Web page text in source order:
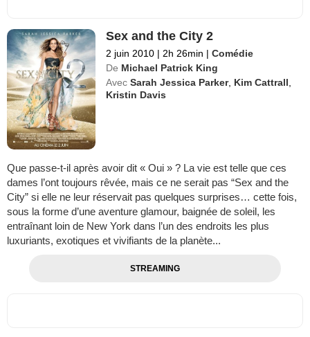
Sex and the City 2
2 juin 2010 | 2h 26min | Comédie
De Michael Patrick King
Avec Sarah Jessica Parker, Kim Cattrall
Kristin Davis
Que passe-t-il après avoir dit « Oui » ? La vie est telle que ces
dames l’ont toujours rêvée, mais ce ne serait pas “Sex and the
City” si elle ne leur réservait pas quelques surprises… cette fois,
sous la forme d’une aventure glamour, baignée de soleil, les
entraînant loin de New York dans l’un des endroits les plus
luxuriants, exotiques et vivifiants de la planète...
STREAMING